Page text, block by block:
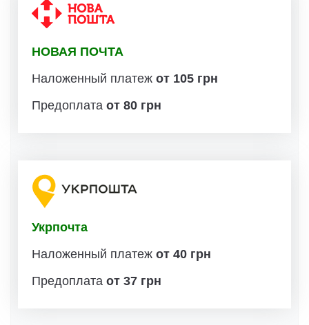
НОВАЯ ПОЧТА
Наложенный платеж от 105 грн
Предоплата от 80 грн
Укрпочта
Наложенный платеж от 40 грн
Предоплата от 37 грн